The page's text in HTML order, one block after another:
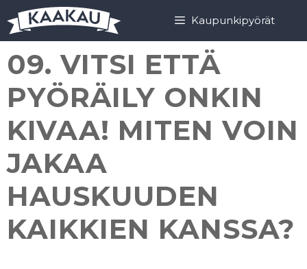
Siirry
sisältöön
Siirry
sisältöön
Kaupunkipyörät
09. VITSI ETTÄ
PYÖRÄILY ONKIN
KIVAA! MITEN VOIN
JAKAA
HAUSKUUDEN
KAIKKIEN KANSSA?